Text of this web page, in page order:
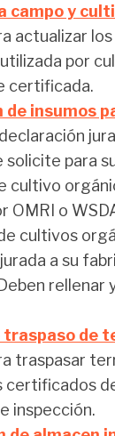
campo y
actualizar
por
certificada.
de insumos
para
cultivo
OMRI o
cultivos
a su
rellenar
traspaso de
traspasar
certificados
inspección.